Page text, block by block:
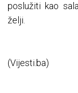
poslužiti kao
želji.
(Vijesti.ba)